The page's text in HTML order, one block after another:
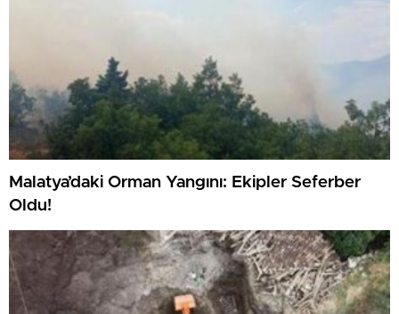
Malatya’daki Orman Yangını: Ekipler Seferber
Oldu!